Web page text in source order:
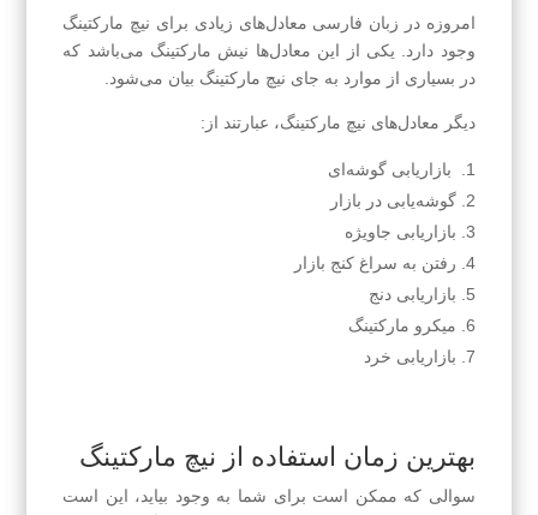
امروزه در زبان فارسی معادل‌های زیادی برای نیچ مارکتینگ
وجود دارد. یکی از این معادل‌ها نیش مارکتینگ می‌باشد که
در بسیاری از موارد به جای نیچ مارکتینگ بیان می‌شود.
دیگر معادل‌های نیچ مارکتینگ، عبارتند از:
بازاریابی گوشه‌ای
گوشه‌یابی در بازار
بازاریابی جاویژه
رفتن به سراغ کنج بازار
بازاریابی دنج
میکرو مارکتینگ
بازاریابی خرد
بهترین زمان استفاده از نیچ مارکتینگ
سوالی که ممکن است برای شما به وجود بیاید، این است